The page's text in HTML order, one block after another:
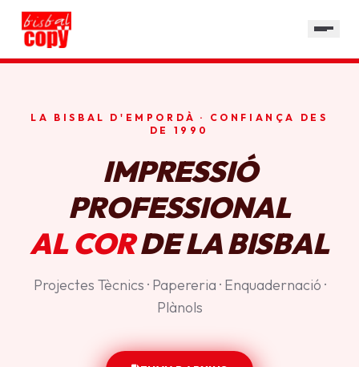
HORARI
LA BISBAL D'EMPORDÀ · CONFIANÇA DES
DE 1990
IMPRESSIÓ
PROFESSIONAL
AL CORDE LA BISBAL
Projectes Tècnics · Papereria · Enquadernació ·
Plànols